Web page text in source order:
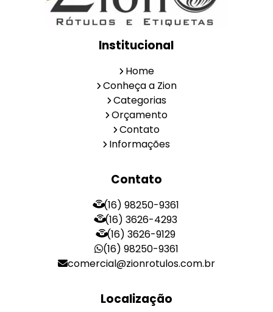
Institucional
Home
Conheça a Zion
Categorias
Orçamento
Contato
Informações
Contato
(16) 98250-9361
(16) 3626-4293
(16) 3626-9129
(16) 98250-9361
comercial@zionrotulos.com.br
Localização